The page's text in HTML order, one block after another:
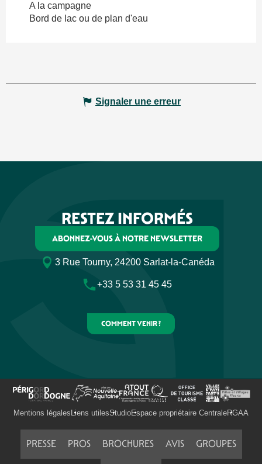
A la campagne
Bord de lac ou de plan d'eau
Signaler une erreur
RESTEZ INFORMÉS
ABONNEZ-VOUS À NOTRE NEWSLETTER
3 Rue Tourny, 24200 Sarlat-la-Canéda
+33 5 53 31 45 45
COMMENT VENIR ?
Mentions légales Liens utilesStudioEspace propriétaire CentraleRGAA
PRESSE PROS BROCHURES AVIS GROUPES